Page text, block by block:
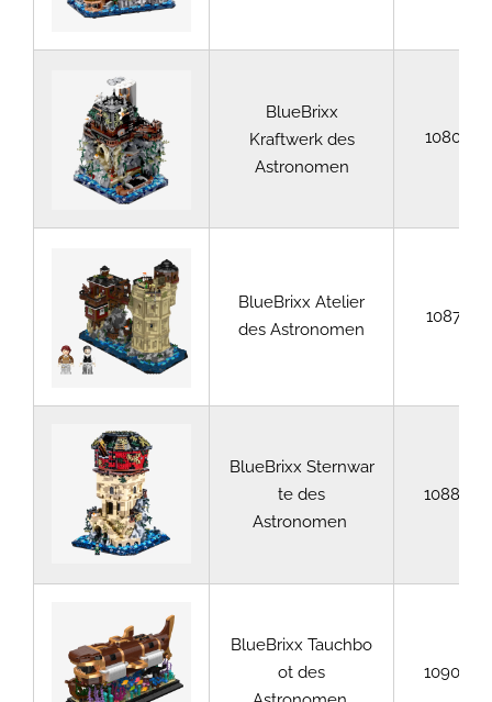
BlueBrixx
Kraftwerk des
Astronomen
108075
BlueBrixx Atelier
des Astronomen
108751
BlueBrixx Sternwar
te des
Astronomen
108887
BlueBrixx Tauchbo
ot des
109066